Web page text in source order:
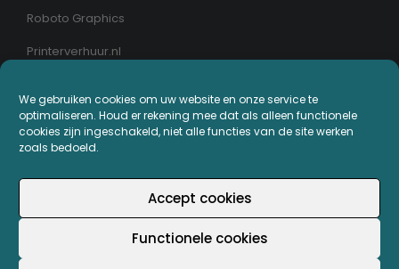
We gebruiken cookies om uw website en onze service te
optimaliseren. Houd er rekening mee dat als alleen functionele
cookies zijn ingeschakeld, niet alle functies van de site werken
zoals bedoeld.
Accept cookies
Functionele cookies
Roboto Graphics
Printerverhuur.nl
MIJN PRINTERPLAZA.NL
Bestellingen
Mijn Printerpunten
Wachtwoord vergeten